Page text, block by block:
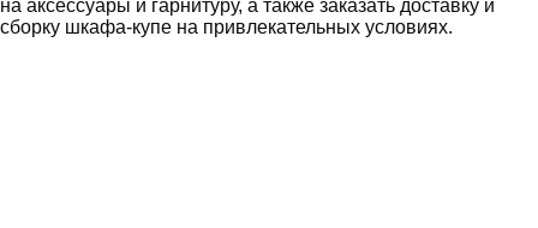
на аксессуары и гарнитуру, а также заказать доставку и
сборку шкафа-купе на привлекательных условиях.